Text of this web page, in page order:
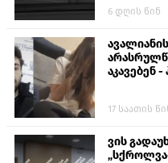
6 დღის წინ
აკავებენ
17 საათის
ვის